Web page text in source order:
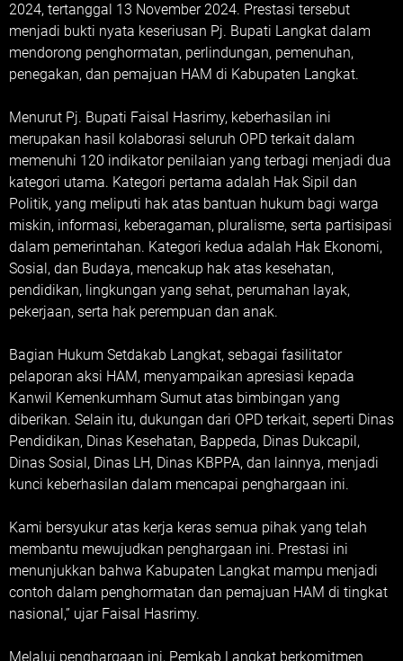
2024, tertanggal 13 November 2024. Prestasi tersebut
menjadi bukti nyata keseriusan Pj. Bupati Langkat dalam
mendorong penghormatan, perlindungan, pemenuhan,
penegakan, dan pemajuan HAM di Kabupaten Langkat.
Menurut Pj. Bupati Faisal Hasrimy, keberhasilan ini
merupakan hasil kolaborasi seluruh OPD terkait dalam
memenuhi 120 indikator penilaian yang terbagi menjadi dua
kategori utama. Kategori pertama adalah Hak Sipil dan
Politik, yang meliputi hak atas bantuan hukum bagi warga
miskin, informasi, keberagaman, pluralisme, serta partisipasi
dalam pemerintahan. Kategori kedua adalah Hak Ekonomi,
Sosial, dan Budaya, mencakup hak atas kesehatan,
pendidikan, lingkungan yang sehat, perumahan layak,
pekerjaan, serta hak perempuan dan anak.
Bagian Hukum Setdakab Langkat, sebagai fasilitator
pelaporan aksi HAM, menyampaikan apresiasi kepada
Kanwil Kemenkumham Sumut atas bimbingan yang
diberikan. Selain itu, dukungan dari OPD terkait, seperti Dinas
Pendidikan, Dinas Kesehatan, Bappeda, Dinas Dukcapil,
Dinas Sosial, Dinas LH, Dinas KBPPA, dan lainnya, menjadi
kunci keberhasilan dalam mencapai penghargaan ini.
Kami bersyukur atas kerja keras semua pihak yang telah
membantu mewujudkan penghargaan ini. Prestasi ini
menunjukkan bahwa Kabupaten Langkat mampu menjadi
contoh dalam penghormatan dan pemajuan HAM di tingkat
nasional,” ujar Faisal Hasrimy.
Melalui penghargaan ini, Pemkab Langkat berkomitmen